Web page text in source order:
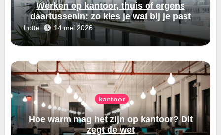
Werken op kantoor, thuis of ergens
daartussenin: zo kies je wat bij je past
Lotte 14 mei 2026
kantoor
Hoe warm mag het zijn op kantoor? Dit
zegt de wet